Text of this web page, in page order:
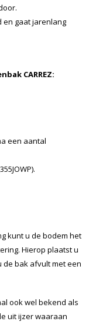
en gaat jarenlang
CARREZ:
een aantal
kunt u de bodem het
Hierop plaatst u
bak afvult met een
ook wel bekend als
uit ijzer waaraan